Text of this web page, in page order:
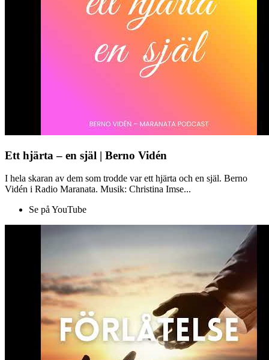
Ett hjärta – en själ | Berno Vidén
I hela skaran av dem som trodde var ett hjärta och en själ. Berno
Vidén i Radio Maranata. Musik: Christina Imse...
Se på YouTube